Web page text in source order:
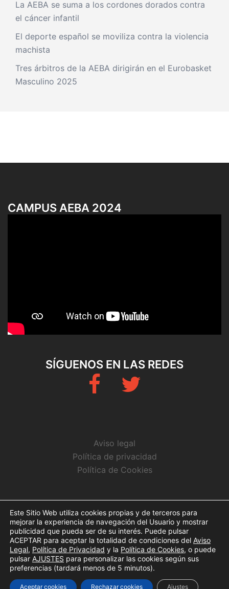
La AEBA se suma a los cordones dorados contra
el cáncer infantil
El deporte español se moviliza contra la violencia
machista
Tres árbitros de la AEBA dirigirán en el Eurobasket
Masculino 2025
CAMPUS AEBA 2024
SÍGUENOS EN LAS REDES
Fb Twitter
Aviso legal
Política de privacidad
Política de Cookies
CONTACTO
info@arbitrosaeba.com
Este Sitio Web utiliza cookies propias y de terceros para
mejorar la experiencia de navegación del Usuario y mostrar
publicidad que pueda ser de su interés. Puede pulsar
ACEPTAR para aceptar la totalidad de condiciones del Aviso
Legal, Política de Privacidad y la Política de Cookies, o puede
pulsar AJUSTES para personalizar las cookies según sus
preferencias (tardará menos de 5 minutos).
Aceptar cookies Rechazar cookies Ajustes